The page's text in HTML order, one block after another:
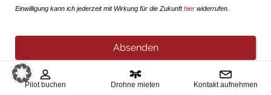
Einwilligung kann ich jederzeit mit Wirkung für die Zukunfthier widerrufen.
Absenden
Pilot buchen Drohne mieten Kontakt aufnehmen